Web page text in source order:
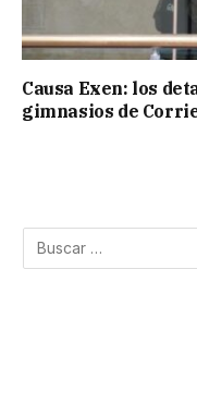
Causa Exen: los
gimnasios de